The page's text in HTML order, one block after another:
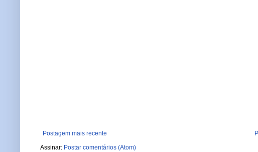
Postagem mais recente
Assinar: Postar comentários (Atom)